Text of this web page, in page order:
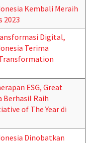
Kembali Meraih
2023
Digital,
Terima
ESG, Great
Berhasil Raih
of The Year di
Dinobatkan